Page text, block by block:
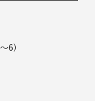
6）